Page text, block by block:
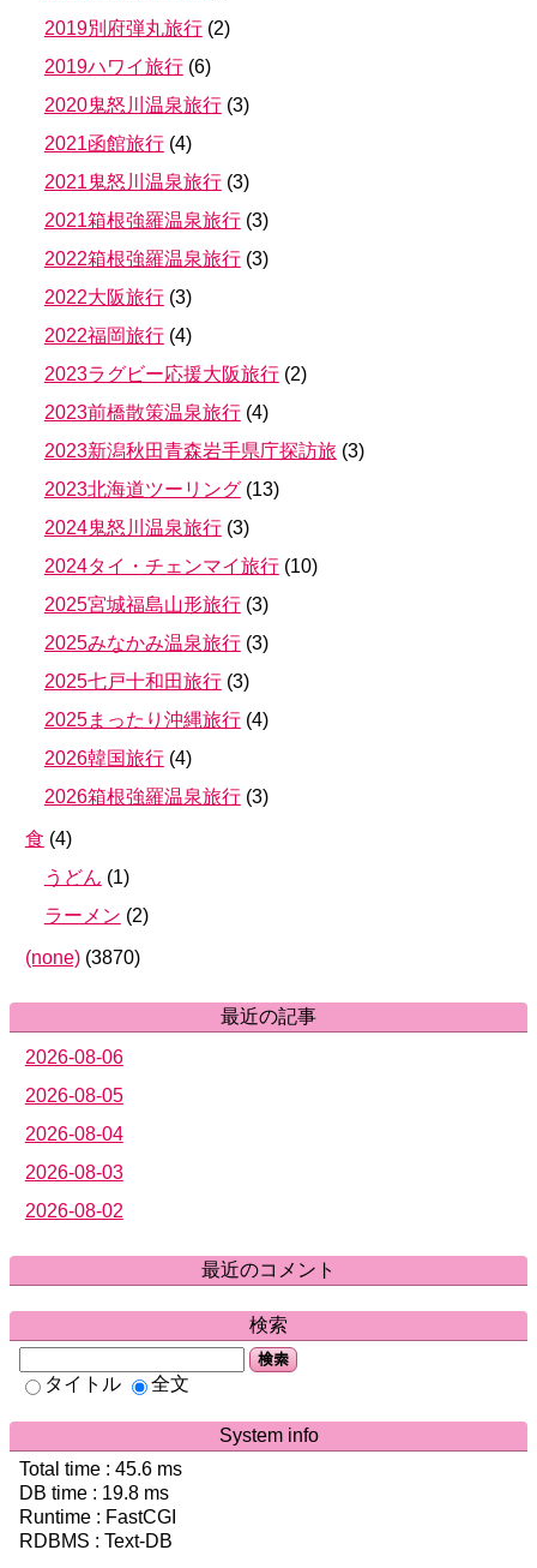
2019別府弾丸旅行 (2)
2019ハワイ旅行 (6)
2020鬼怒川温泉旅行 (3)
2021函館旅行 (4)
2021鬼怒川温泉旅行 (3)
2021箱根強羅温泉旅行 (3)
2022箱根強羅温泉旅行 (3)
2022大阪旅行 (3)
2022福岡旅行 (4)
2023ラグビー応援大阪旅行 (2)
2023前橋散策温泉旅行 (4)
2023新潟秋田青森岩手県庁探訪旅 (3)
2023北海道ツーリング (13)
2024鬼怒川温泉旅行 (3)
2024タイ・チェンマイ旅行 (10)
2025宮城福島山形旅行 (3)
2025みなかみ温泉旅行 (3)
2025七戸十和田旅行 (3)
2025まったり沖縄旅行 (4)
2026韓国旅行 (4)
2026箱根強羅温泉旅行 (3)
食 (4)
うどん (1)
ラーメン (2)
(none) (3870)
最近の記事
2026-08-06
2026-08-05
2026-08-04
2026-08-03
2026-08-02
最近のコメント
検索
検索
タイトル 全文
System info
Total time : 45.6 ms
DB time : 19.8 ms
Runtime : FastCGI
RDBMS : Text-DB